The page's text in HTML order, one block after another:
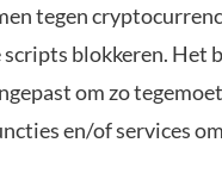
tegen
scripts blokkeren. Het
om zo
en/of services